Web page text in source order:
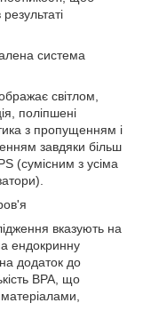
система
світлом,
поліпшені
з пропущенням і
завдяки більш
(сумісним з усіма
вказують на
ендокринну
додаток до
BPA, що